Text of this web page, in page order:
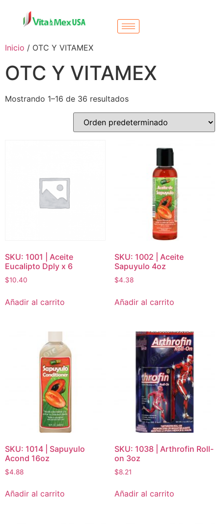
Inicio / OTC Y VITAMEX
OTC Y VITAMEX
Mostrando 1–16 de 36 resultados
SKU: 1001 | Aceite
Eucalipto Dply x 6
$10.40
Añadir al carrito
SKU: 1002 | Aceite
Sapuyulo 4oz
$4.38
Añadir al carrito
SKU: 1014 | Sapuyulo
Acond 16oz
$4.88
Añadir al carrito
SKU: 1038 | Arthrofin Roll-
on 3oz
$8.21
Añadir al carrito